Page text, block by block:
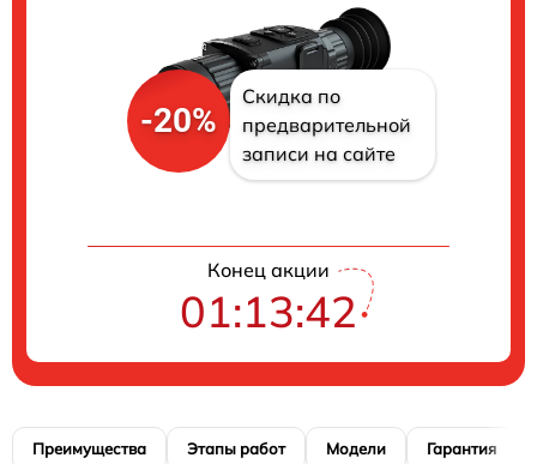
-20%
Скидка по
предварительной
записи на сайте
Конец акции
01:13:41
Преимущества Этапы работ Модели Гарантия